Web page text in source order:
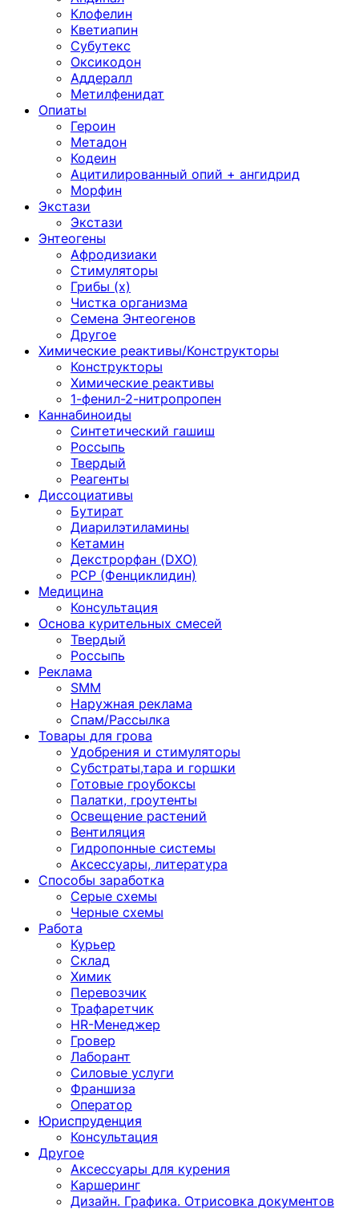
Клофелин
Кветиапин
Субутекс
Оксикодон
Аддералл
Метилфенидат
Опиаты
Героин
Метадон
Кодеин
Ацитилированный опий + ангидрид
Морфин
Экстази
Экстази
Энтеогены
Афродизиаки
Стимуляторы
Грибы (х)
Чистка организма
Семена Энтеогенов
Другое
Химические реактивы/Конструкторы
Конструкторы
Химические реактивы
1-фенил-2-нитропропен
Каннабиноиды
Синтетический гашиш
Россыпь
Твердый
Реагенты
Диссоциативы
Бутират
Диарилэтиламины
Кетамин
Декстрорфан (DXO)
PCP (Фенциклидин)
Медицина
Консультация
Основа курительных смесей
Твердый
Россыпь
Реклама
SMM
Наружная реклама
Спам/Рассылка
Товары для грова
Удобрения и стимуляторы
Субстраты,тара и горшки
Готовые гроубоксы
Палатки, гроутенты
Освещение растений
Вентиляция
Гидропонные системы
Аксессуары, литература
Способы заработка
Серые схемы
Черные схемы
Работа
Курьер
Склад
Химик
Перевозчик
Трафаретчик
HR-Менеджер
Гровер
Лаборант
Силовые услуги
Франшиза
Оператор
Юриспруденция
Консультация
Другoе
Аксессуары для курения
Каршеринг
Дизайн. Графика. Отрисовка документов